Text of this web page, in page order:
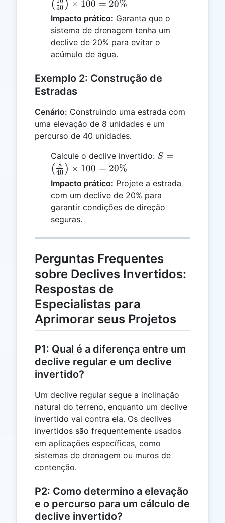
\times 100 =
20\%
( 50 ) × 100 = 20%
Impacto prático: Garanta que o
sistema de drenagem tenha um
declive de 20% para evitar o
acúmulo de água.
Exemplo 2: Construção de
Estradas
Cenário: Construindo uma estrada com
uma elevação de 8 unidades e um
percurso de 40 unidades.
Calcule o declive invertido: S =
{40}\right)
\times 100 =
20\%
S =
( 40
8 ) × 100 = 20%
Impacto prático: Projete a estrada
com um declive de 20% para
garantir condições de direção
seguras.
Perguntas Frequentes
sobre Declives Invertidos:
Respostas de
Especialistas para
Aprimorar seus Projetos
P1: Qual é a diferença entre um
declive regular e um declive
invertido?
Um declive regular segue a inclinação
natural do terreno, enquanto um declive
invertido vai contra ela. Os declives
invertidos são frequentemente usados
em aplicações específicas, como
sistemas de drenagem ou muros de
contenção.
P2: Como determino a elevação
e o percurso para um cálculo de
declive invertido?